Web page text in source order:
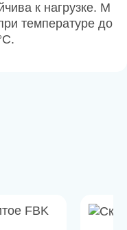
к нагрузке. М
температуре до